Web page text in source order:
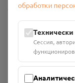
Общество с
Проект Помним»
ИНН: 6700029207
Юридический
Руднянский, г.
Номер счёта:
обработки
Сессия,